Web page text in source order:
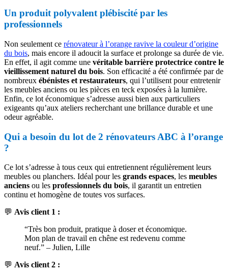
Un produit polyvalent plébiscité par les
professionnels
Non seulement ce rénovateur à l’orange ravive la couleur d’origine
du bois, mais encore il adoucit la surface et prolonge sa durée de vie.
En effet, il agit comme une véritable barrière protectrice contre le
vieillissement naturel du bois. Son efficacité a été confirmée par de
nombreux ébénistes et restaurateurs, qui l’utilisent pour entretenir
les meubles anciens ou les pièces en teck exposées à la lumière.
Enfin, ce lot économique s’adresse aussi bien aux particuliers
exigeants qu’aux ateliers recherchant une brillance durable et une
odeur agréable.
Qui a besoin du lot de 2 rénovateurs ABC à l’orange
?
Ce lot s’adresse à tous ceux qui entretiennent régulièrement leurs
meubles ou planchers. Idéal pour les grands espaces, les meubles
anciens ou les professionnels du bois, il garantit un entretien
continu et homogène de toutes vos surfaces.
💬 Avis client 1 :
“Très bon produit, pratique à doser et économique.
Mon plan de travail en chêne est redevenu comme
neuf.” – Julien, Lille
💬 Avis client 2 :